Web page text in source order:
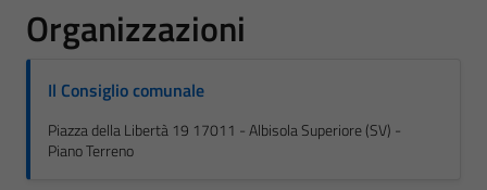
Organizzazioni
Il Consiglio comunale
Piazza della Libertà 19 17011 - Albisola Superiore (SV) -
Piano Terreno